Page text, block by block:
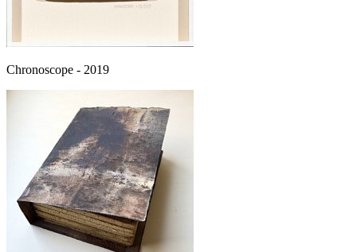
Chronoscope - 2019